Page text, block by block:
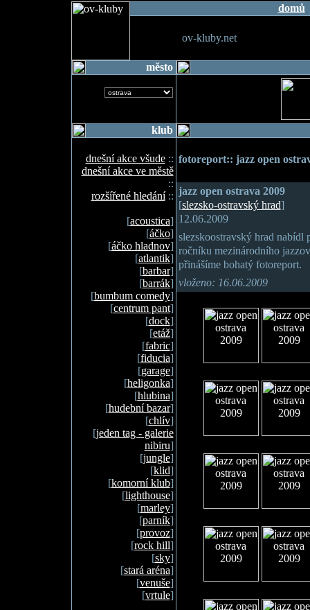
domů
ov-kluby.net
město
klub
dnešní akce všude::
dnešní akce ve městě
::
rozšířené hledání::
[acoustica]
[áčko]
[áčko hladnov]
[atlantik]
[barbar]
[barrák]
[bumbum comedy]
[centrum pant]
[dock]
[etáž]
[fabric]
[fiducia]
[garage]
[heligonka]
[hlubina]
[hudební bazar]
[chlív]
[jeden tag - galerie
nibiru]
[jungle]
[klid]
[komorní klub]
[lighthouse]
[marley]
[parník]
[provoz]
[rock hill]
[sky]
[stará aréna]
[venuše]
[vrtule]
fotoreport:: jazz open
jazz open ostrava 2009
[slezsko-ostravský hrad]
12.06.2009
slezskoostravský hrad nabídl
ročníku mezinárodního
přinášíme bohatý fotoreport.
vloženo: 16.06.2009